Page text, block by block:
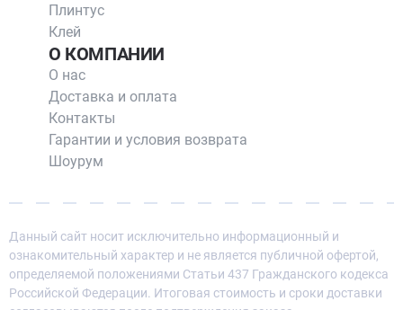
Плинтус
Клей
О КОМПАНИИ
О нас
Доставка и оплата
Контакты
Гарантии и условия возврата
Шоурум
Данный сайт носит исключительно информационный и
ознакомительный характер и не является публичной офертой,
определяемой положениями Статьи 437 Гражданского кодекса
Российской Федерации. Итоговая стоимость и сроки доставки